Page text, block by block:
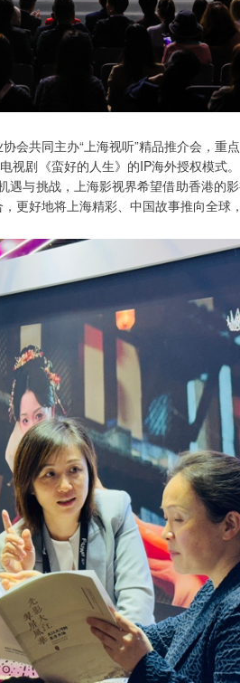
会共同主办“上海视听”精品推介会，重
视剧《蛮好的人生》的IP海外授权模式
与挑战，上海影视界希望借助香港的
更好地将上海精彩、中国故事推向全球